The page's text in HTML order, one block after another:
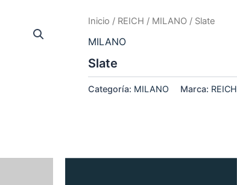
Inicio / REICH / MILANO / Slate
MILANO
Slate
Categoría: MILANO Marca: REICH